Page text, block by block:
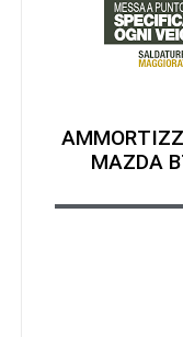
MAZDA